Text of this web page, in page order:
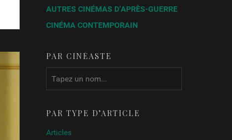
AUTRES CINÉMAS D’APRÈS-GUERRE
CINÉMA CONTEMPORAIN
PAR CINÉASTE
PAR TYPE D’ARTICLE
Articles